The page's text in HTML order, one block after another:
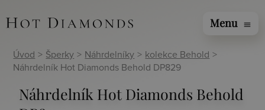
Menu menu
Úvod > Šperky > Náhrdelníky > kolekce Behold >
Náhrdelník Hot Diamonds Behold DP829
Náhrdelník Hot Diamonds Behold